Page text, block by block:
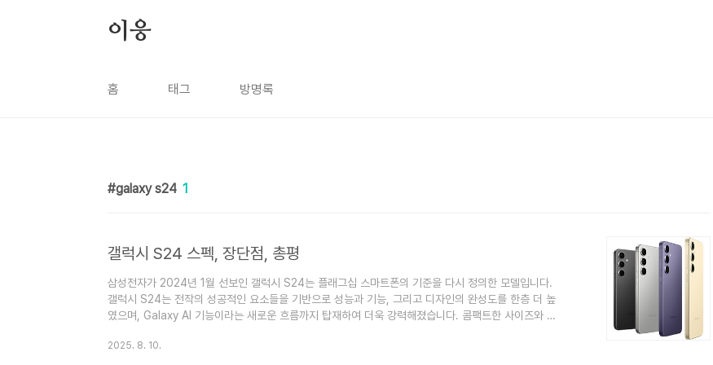
이응
홈 태그 방명록
galaxy s24 1
갤럭시 S24 스펙, 장단점, 총평
삼성전자가 2024년 1월 선보인 갤럭시 S24는 플래그십 스마트폰의 기준을 다시 정의한 모델입니다.
갤럭시 S24는 전작의 성공적인 요소들을 기반으로 성능과 기능, 그리고 디자인의 완성도를 한층 더 높
였으며, Galaxy AI 기능이라는 새로운 흐름까지 탑재하여 더욱 강력해졌습니다. 콤팩트한 사이즈와 고
있는 스마트폰을 찾는 사용자에게 강한 인상을 주고 있습니다. 갤럭시 S24스펙 갤럭시 S24는 6.2인
2025. 8. 10.